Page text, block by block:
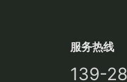
服务热线
139-